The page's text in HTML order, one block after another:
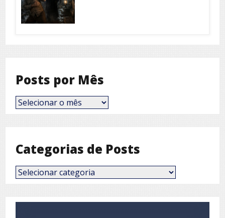
Posts por Mês
Posts
por
Categorias de Posts
Categorias
de